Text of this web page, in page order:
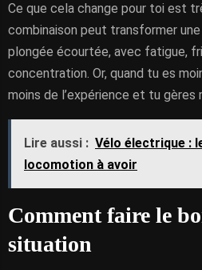
Ce que cela change pour toi est
combinaison peut transformer
plongée écourtée, avec fatigue,
concentration. Or, quand tu es
moins de l’expérience et tu gères
Lire aussi : Vélo électrique :
locomotion à avoir
Comment faire le
situation